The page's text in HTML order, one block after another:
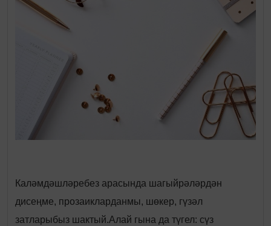
Каләмдәшләребез арасында шагыйрәләрдән
дисеңме, прозаикларданмы, шөкер, гүзәл
затларыбыз шактый.Алай гына да түгел: сүз